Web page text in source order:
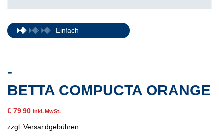
Einfach
-
BETTA COMPUCTA ORANGE
€ 79,90 inkl. MwSt.
zzgl. Versandgebühren